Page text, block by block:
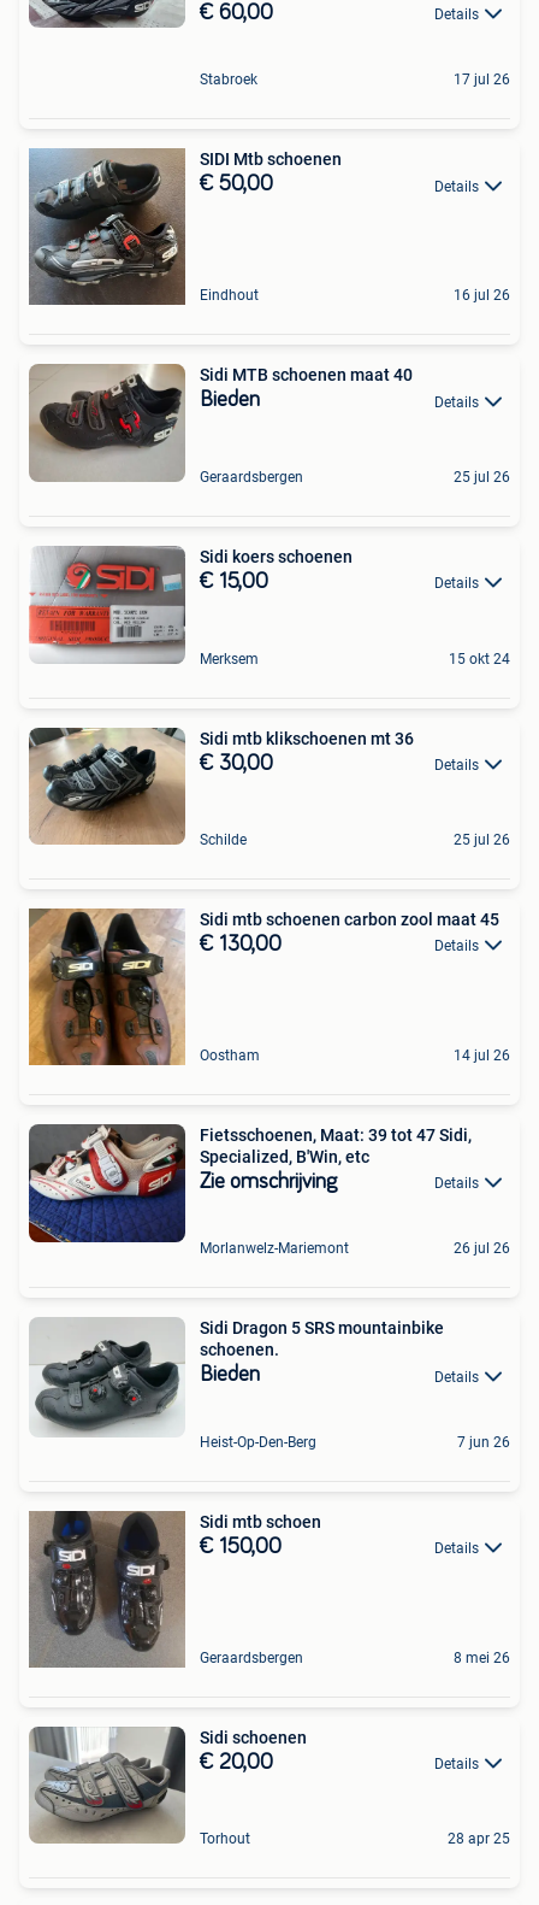
€ 60,00 Details
Stabroek 17 jul 26
SIDI Mtb schoenen
€ 50,00 Details
Eindhout 16 jul 26
Sidi MTB schoenen maat 40
Bieden Details
Geraardsbergen 25 jul 26
Sidi koers schoenen
€ 15,00 Details
Merksem 15 okt 24
Sidi mtb klikschoenen mt 36
€ 30,00 Details
Schilde 25 jul 26
Sidi mtb schoenen carbon zool maat 45
€ 130,00 Details
Oostham 14 jul 26
Fietsschoenen, Maat: 39 tot 47 Sidi,
Specialized, B'Win, etc
Zie omschrijving Details
Morlanwelz-Mariemont 26 jul 26
Sidi Dragon 5 SRS mountainbike
schoenen.
Bieden Details
Heist-Op-Den-Berg 7 jun 26
Sidi mtb schoen
€ 150,00 Details
Geraardsbergen 8 mei 26
Sidi schoenen
€ 20,00 Details
Torhout 28 apr 25